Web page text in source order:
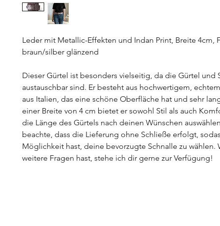
Leder mit Metallic-Effekten und Indan Print, Breite 4cm,
braun/silber glänzend
Dieser Gürtel ist besonders vielseitig, da die Gürtel und
austauschbar sind. Er besteht aus hochwertigem,
aus Italien, das eine schöne Oberfläche hat und sehr
einer Breite von 4 cm bietet er sowohl Stil als auch
die Länge des Gürtels nach deinen Wünschen
beachte, dass die Lieferung ohne Schließe erfolgt,
Möglichkeit hast, deine bevorzugte Schnalle zu wählen.
weitere Fragen hast, stehe ich dir gerne zur Verfügung!